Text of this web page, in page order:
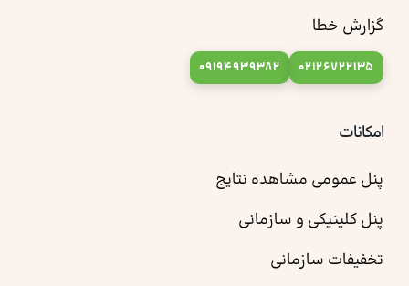
گزارش خطا
02126722135
09194939382
امکانات
پنل عمومی مشاهده نتایج
پنل کلینیکی و سازمانی
تخفیفات سازمانی